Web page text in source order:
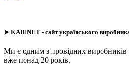
➤ KABINET - сайт українського
Ми є одним з провідних виробників
вже понад 20 років.